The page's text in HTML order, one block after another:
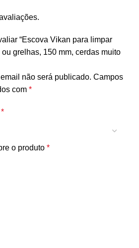
“Escova Vikan para limpar
grelhas, 150 mm, cerdas muito
não será publicado. Campos
com *
*
o produto *